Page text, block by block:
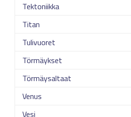
Tektoniikka
Titan
Tulivuoret
Törmäykset
Törmäysaltaat
Venus
Vesi